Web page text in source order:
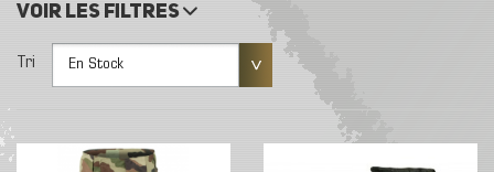
Voir les filtres
Tri En Stock